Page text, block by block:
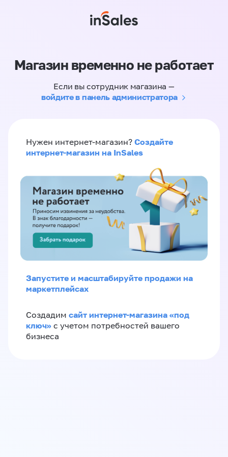
Магазин временно не работает
Если вы сотрудник магазина —
войдите в панель администратора
Нужен интернет-магазин? Создайте
интернет-магазин на InSales
Запустите и масштабируйте продажи на
маркетплейсах
Создадим сайт интернет-магазина «под
ключ» с учетом потребностей вашего
бизнеса